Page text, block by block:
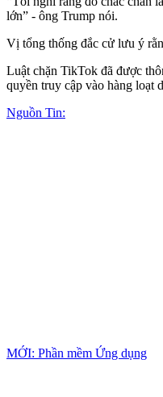
lớn” - ông Trump nói.
Vị tổng thống đắc cử lưu ý
Luật chặn TikTok đã được
quyền truy cập vào hàng loạt
Nguồn Tin:
MỚI: Phần mềm Ứng dụng